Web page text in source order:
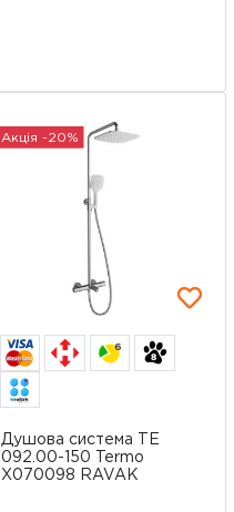
Акція -20%
6
Душова система TE
092.00-150 Termo
X070098 RAVAK